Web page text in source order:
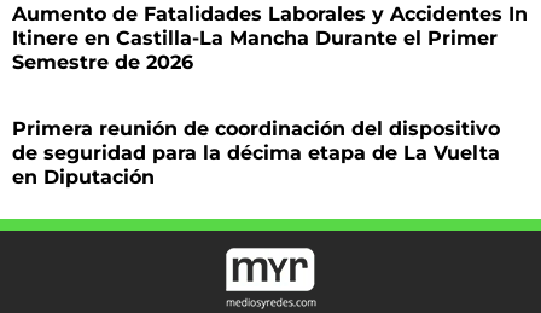
Aumento de Fatalidades Laborales y Accidentes In
Itinere en Castilla-La Mancha Durante el Primer
Semestre de 2026
Primera reunión de coordinación del dispositivo
de seguridad para la décima etapa de La Vuelta
en Diputación